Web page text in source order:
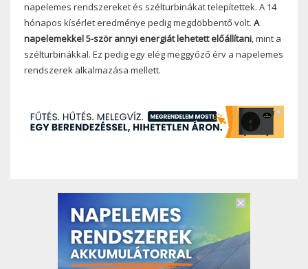
napelemes rendszereket és szélturbinákat telepítettek. A 14
hónapos kísérlet eredménye pedig megdöbbentő volt. A
napelemekkel 5-ször annyi energiát lehetett előállítani, mint a
szélturbinákkal. Ez pedig egy elég meggyőző érv a napelemes
rendszerek alkalmazása mellett.